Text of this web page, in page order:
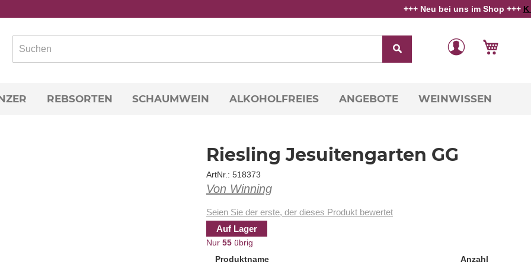
+++ Neu bei uns im Shop +++K E L L
Direkt
zum
Veränderung
REBSORTEN SCHAUMWEIN ALKOHOLFREIES ANGEBOTE WEINWISSEN
Riesling Jesuitengarten GG
ArtNr.: 518373
Von Winning
Seien Sie der erste, der dieses Produkt bewertet
Auf Lager
Nur 55 übrig
Produktname Anzahl